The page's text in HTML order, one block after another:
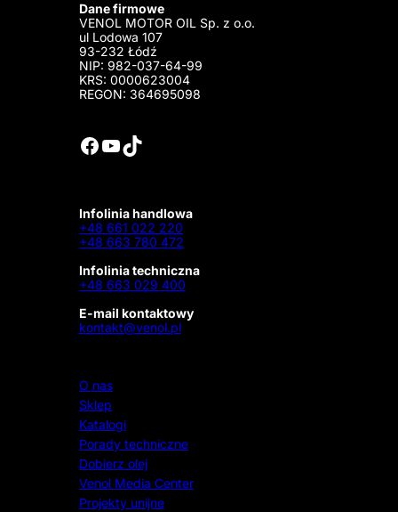
Dane firmowe
VENOL MOTOR OIL Sp. z o.o.
ul Lodowa 107
93-232 Łódź
NIP: 982-037-64-99
KRS: 0000623004
REGON: 364695098
Facebook YouTube TikTok
Infolinia handlowa
+48 661 022 220
+48 663 780 472
Infolinia techniczna
+48 663 029 400
E-mail kontaktowy
kontakt@venol.pl
O nas
Sklep
Katalogi
Porady techniczne
Dobierz olej
Venol Media Center
Projekty unijne